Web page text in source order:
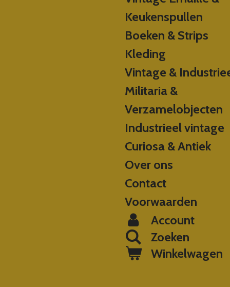
Keukenspullen
Boeken & Strips
Kleding
Vintage &
Militaria &
Verzamelobjecten
Industrieel vintage
Curiosa & Antiek
Over ons
Contact
Voorwaarden
Account
Zoeken
Winkelwagen